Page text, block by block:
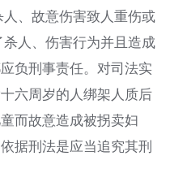
、故意伤害致人重伤或
人、伤害行为并且造成
负刑事责任。对司法实
六周岁的人绑架人质后
而故意造成被拐卖妇
据刑法是应当追究其刑